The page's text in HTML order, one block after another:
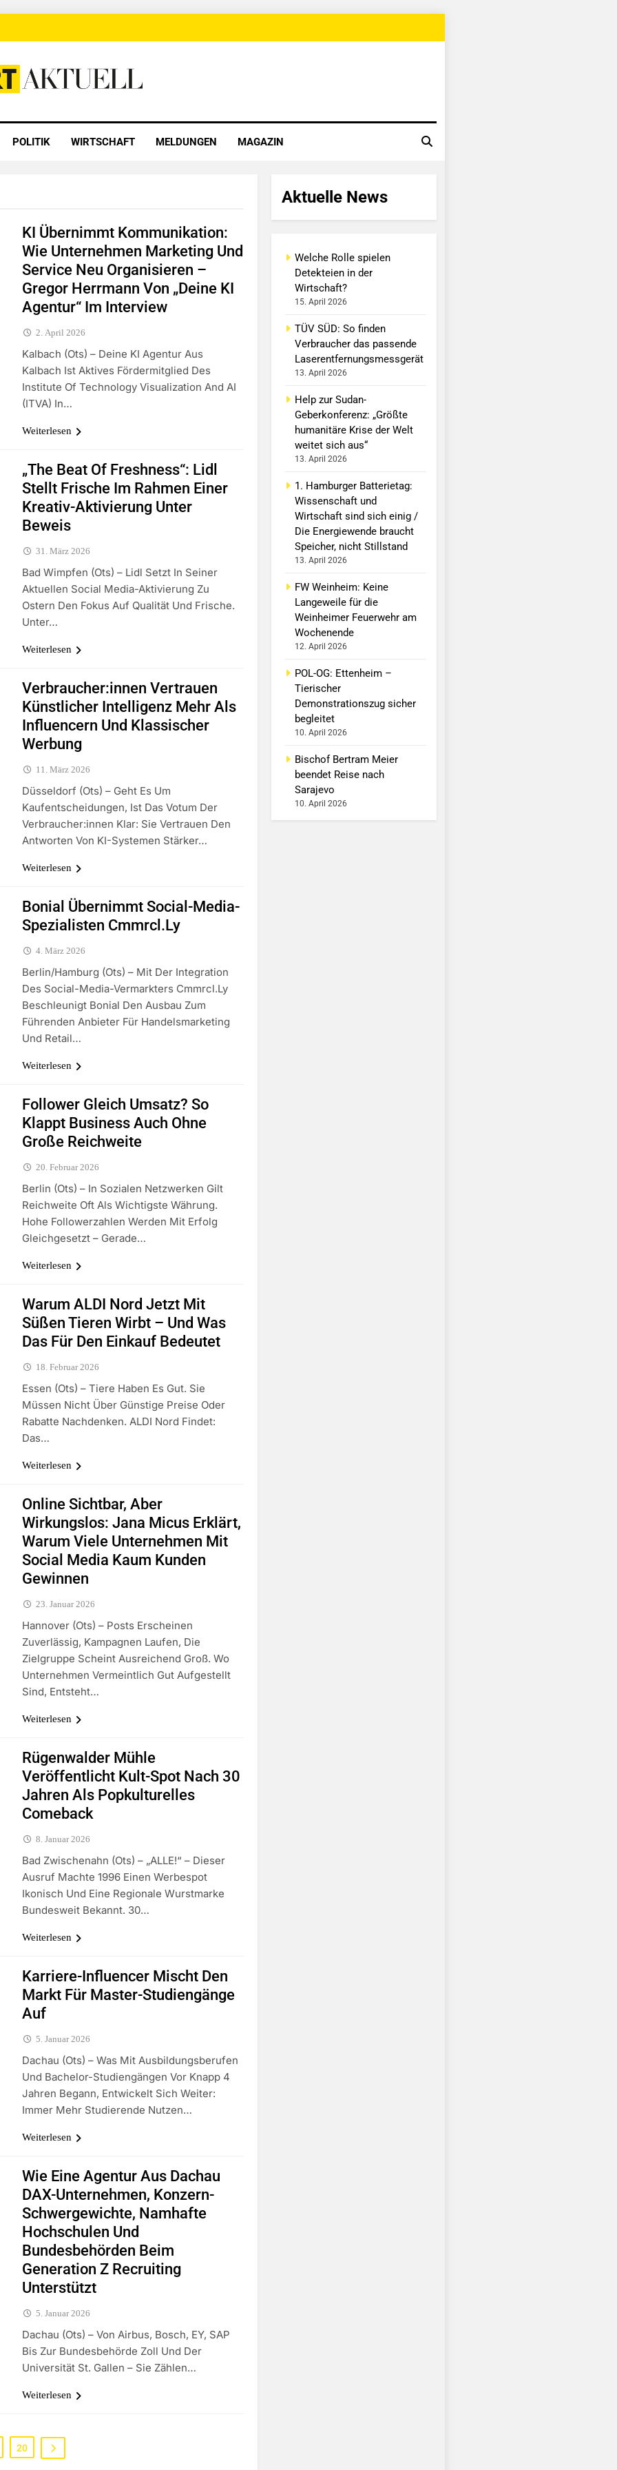
POLITIK WIRTSCHAFT MELDUNGEN MAGAZIN
KI Übernimmt Kommunikation:
Wie Unternehmen Marketing Und
Service Neu Organisieren –
Gregor Herrmann Von „Deine KI
Agentur“ Im Interview
2. April 2026
Kalbach (ots) – Deine KI Agentur Aus
Kalbach Ist Aktives Fördermitglied Des
Institute Of Technology Visualization And AI
(ITVA) In…
Weiterlesen
„The Beat Of Freshness“: Lidl
Stellt Frische Im Rahmen Einer
Kreativ-Aktivierung Unter
Beweis
31. März 2026
Bad Wimpfen (ots) – Lidl Setzt In Seiner
Aktuellen Social Media-Aktivierung Zu
Ostern Den Fokus Auf Qualität Und Frische.
Unter…
Weiterlesen
Verbraucher:innen Vertrauen
Künstlicher Intelligenz Mehr Als
Influencern Und Klassischer
Werbung
11. März 2026
Düsseldorf (ots) – Geht Es Um
Kaufentscheidungen, Ist Das Votum Der
Verbraucher:innen Klar: Sie Vertrauen Den
Antworten Von KI-Systemen Stärker…
Weiterlesen
Bonial Übernimmt Social-Media-
Spezialisten Cmmrcl.ly
4. März 2026
Berlin/Hamburg (ots) – Mit Der Integration
Des Social-Media-Vermarkters Cmmrcl.ly
Beschleunigt Bonial Den Ausbau Zum
Führenden Anbieter Für Handelsmarketing
Und Retail…
Weiterlesen
Follower Gleich Umsatz? So
Klappt Business Auch Ohne
Große Reichweite
20. Februar 2026
Berlin (ots) – In Sozialen Netzwerken Gilt
Reichweite Oft Als Wichtigste Währung.
Hohe Followerzahlen Werden Mit Erfolg
Gleichgesetzt – Gerade…
Weiterlesen
Warum ALDI Nord Jetzt Mit
Süßen Tieren Wirbt – Und Was
Das Für Den Einkauf Bedeutet
18. Februar 2026
Essen (ots) – Tiere Haben Es Gut. Sie
Müssen Nicht Über Günstige Preise Oder
Rabatte Nachdenken. ALDI Nord Findet:
Das…
Weiterlesen
Online Sichtbar, Aber
Wirkungslos: Jana Micus Erklärt,
Warum Viele Unternehmen Mit
Social Media Kaum Kunden
Gewinnen
23. Januar 2026
Hannover (ots) – Posts Erscheinen
Zuverlässig, Kampagnen Laufen, Die
Zielgruppe Scheint Ausreichend Groß. Wo
Unternehmen Vermeintlich Gut Aufgestellt
Sind, Entsteht…
Weiterlesen
Rügenwalder Mühle
Veröffentlicht Kult-Spot Nach 30
Jahren Als Popkulturelles
Comeback
8. Januar 2026
Bad Zwischenahn (ots) – „ALLE!“ – Dieser
Ausruf Machte 1996 Einen Werbespot
Ikonisch Und Eine Regionale Wurstmarke
Bundesweit Bekannt. 30…
Weiterlesen
Karriere-Influencer Mischt Den
Markt Für Master-Studiengänge
Auf
5. Januar 2026
Dachau (ots) – Was Mit Ausbildungsberufen
Und Bachelor-Studiengängen Vor Knapp 4
Jahren Begann, Entwickelt Sich Weiter:
Immer Mehr Studierende Nutzen…
Weiterlesen
Wie Eine Agentur Aus Dachau
DAX-Unternehmen, Konzern-
Schwergewichte, Namhafte
Hochschulen Und
Bundesbehörden Beim
Generation Z Recruiting
Unterstützt
5. Januar 2026
Dachau (ots) – Von Airbus, Bosch, EY, SAP
Bis Zur Bundesbehörde Zoll Und Der
Universität St. Gallen – Sie Zählen…
Weiterlesen
20
Aktuelle News
Welche Rolle spielen
Detekteien in der
Wirtschaft?
15. April 2026
TÜV SÜD: So finden
Verbraucher das passende
Laserentfernungsmessgerät
13. April 2026
Help zur Sudan-
Geberkonferenz: „Größte
humanitäre Krise der Welt
weitet sich aus“
13. April 2026
1. Hamburger Batterietag:
Wissenschaft und
Wirtschaft sind sich einig /
Die Energiewende braucht
Speicher, nicht Stillstand
13. April 2026
FW Weinheim: Keine
Langeweile für die
Weinheimer Feuerwehr am
Wochenende
12. April 2026
POL-OG: Ettenheim –
Tierischer
Demonstrationszug sicher
begleitet
10. April 2026
Bischof Bertram Meier
beendet Reise nach
Sarajevo
10. April 2026